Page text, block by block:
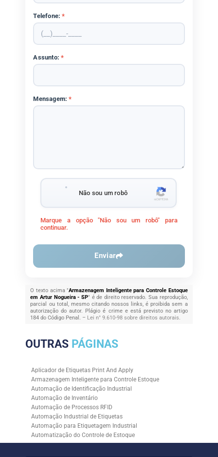
Telefone:*
Assunto:*
Mensagem:*
Não sou um robô
Marque a opção "Não sou um robô" para
continuar.
Enviar
O texto acima "Armazenagem Inteligente para Controle Estoque
em Artur Nogueira - SP" é de direito reservado. Sua reprodução,
parcial ou total, mesmo citando nossos links, é proibida sem a
autorização do autor. Plágio é crime e está previsto no artigo
184 do Código Penal. – Lei n° 9.610-98 sobre direitos autorais.
OUTRAS PÁGINAS
Aplicador de Etiquetas Print And Apply
Armazenagem Inteligente para Controle Estoque
Automação de Identificação Industrial
Automação de Inventário
Automação de Processos RFID
Automação Industrial de Etiquetas
Automação para Etiquetagem Industrial
Automatização do Controle de Estoque
Controle de Estoque com RFID